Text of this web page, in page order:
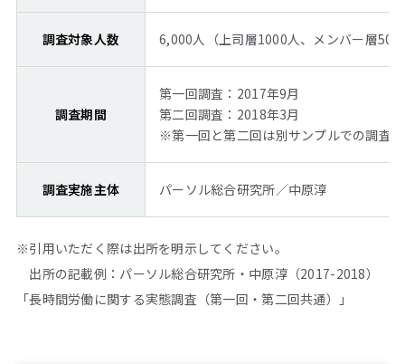
調査対象人数 6,000人（上司層1000人、メンバー層
調査期間
第一回調査：2017年9月
第二回調査：2018年3月
※第一回と第二回は別サンプルでの調査
調査実施主体 パーソル総合研究所／中原淳
※引用いただく際は出所を明示してください。
出所の記載例：パーソル総合研究所・中原淳（2017-2018）
「長時間労働に関する実態調査（第一回・第二回共通）」